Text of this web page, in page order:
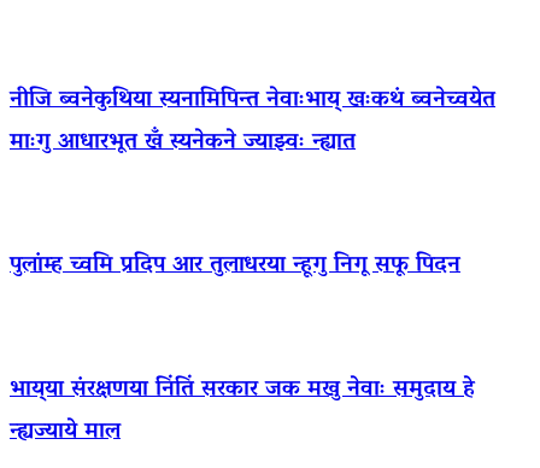
नीजि ब्वनेकुथिया स्यनामिपिन्त नेवाःभाय् खःकथं ब्वनेच्वयेत
माःगु आधारभूत खँ स्यनेकने ज्याझ्वः न्ह्यात
पुलांम्ह च्वमि प्रदिप आर तुलाधरया न्हूगु निगू सफू पिदन
भाय्‌या संरक्षणया निंतिं सरकार जक मखु नेवाः समुदाय हे
न्ह्यज्याये माल